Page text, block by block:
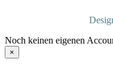
Noch keinen eigenen
×